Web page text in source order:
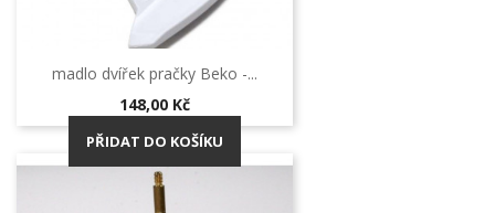
madlo dvířek pračky Beko -...
Cena
148,00 Kč
PŘIDAT DO KOŠÍKU